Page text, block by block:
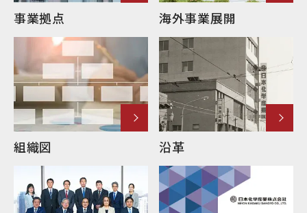
事業拠点 海外事業展開
組織図 沿革